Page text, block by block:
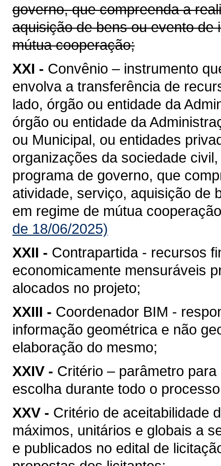
governo, que compreenda a
aquisição de bens ou evento
mútua cooperação;
XXI - Convênio – instrumento
envolva a transferência de
lado, órgão ou entidade da
órgão ou entidade da
ou Municipal, ou entidades
organizações da sociedade
programa de governo, que
atividade, serviço, aquisição de
em regime de mútua
de 18/06/2025)
XXII - Contrapartida - recursos
economicamente mensuráveis
alocados no projeto;
XXIII - Coordenador BIM -
informação geométrica e não
elaboração do mesmo;
XXIV - Critério – parâmetro
escolha durante todo o
XXV - Critério de aceitabilidade
máximos, unitários e globais a
e publicados no edital de